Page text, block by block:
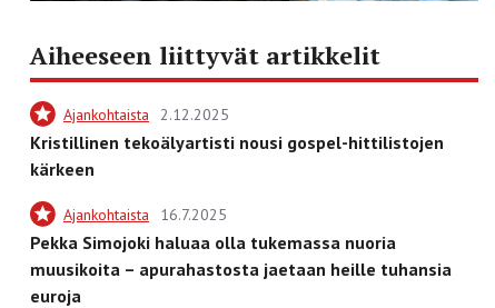
Aiheeseen liittyvät artikkelit
Ajankohtaista 2.12.2025
Kristillinen tekoälyartisti nousi gospel-hittilistojen
kärkeen
Ajankohtaista 16.7.2025
Pekka Simojoki haluaa olla tukemassa nuoria
muusikoita – apurahastosta jaetaan heille tuhansia
euroja